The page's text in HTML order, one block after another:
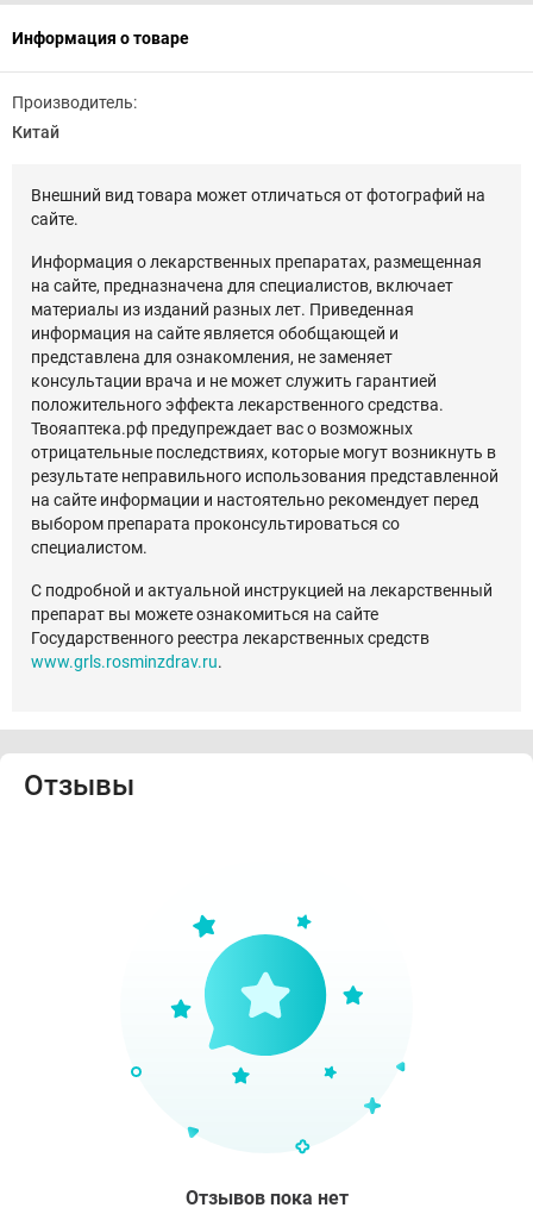
Информация о товаре
Производитель:
Китай
Внешний вид товара может отличаться от фотографий на
сайте.
Информация о лекарственных препаратах, размещенная
на сайте, предназначена для специалистов, включает
материалы из изданий разных лет. Приведенная
информация на сайте является обобщающей и
представлена для ознакомления, не заменяет
консультации врача и не может служить гарантией
положительного эффекта лекарственного средства.
Твояаптека.рф предупреждает вас о возможных
отрицательные последствиях, которые могут возникнуть в
результате неправильного использования представленной
на сайте информации и настоятельно рекомендует перед
выбором препарата проконсультироваться со
специалистом.
С подробной и актуальной инструкцией на лекарственный
препарат вы можете ознакомиться на сайте
Государственного реестра лекарственных средств
www.grls.rosminzdrav.ru.
Отзывы
Отзывов пока нет